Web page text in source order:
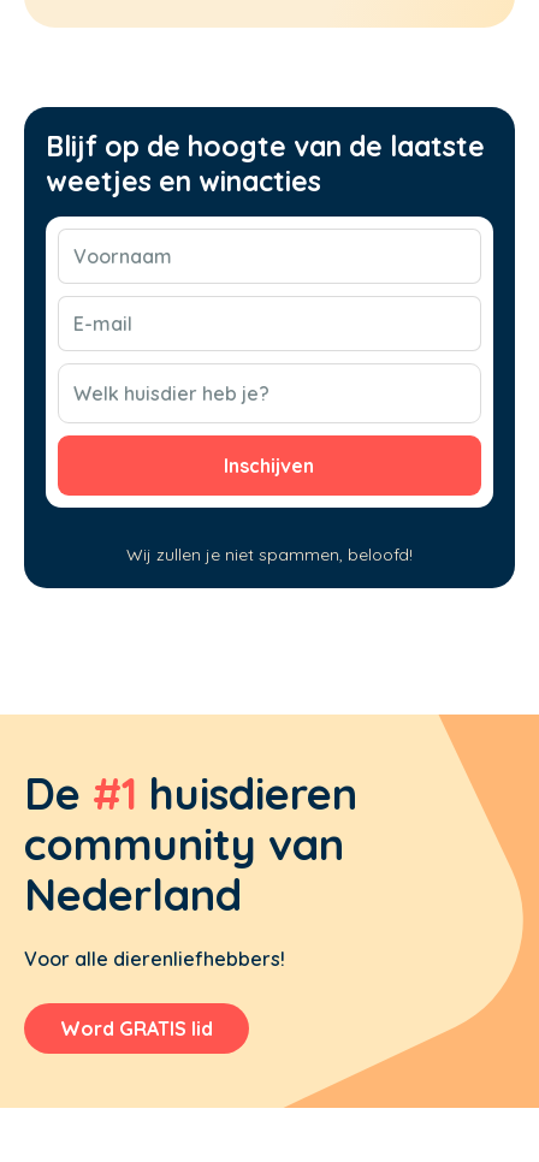
Blijf op de hoogte van de laatste
weetjes en winacties
Voornaam
(Vereist)
E-
mail
(Vereist)
CAPTCHA
Welk huisdier heb je?
Wij zullen je niet spammen, beloofd!
De #1 huisdieren
community van
Nederland
Voor alle dierenliefhebbers!
Word GRATIS lid